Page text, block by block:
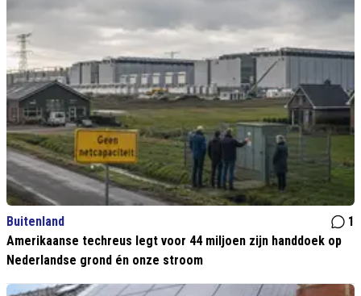
Buitenland
1
Amerikaanse techreus legt voor 44 miljoen zijn handdoek op
Nederlandse grond én onze stroom